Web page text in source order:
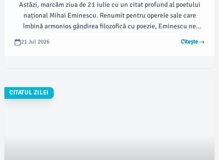
Astăzi, marcăm ziua de 21 iulie cu un citat profund al poetului
național Mihai Eminescu. Renumit pentru operele sale care
îmbină armonios gândirea filozofică cu poezie, Eminescu ne
21 Jul 2026 Citește
CITATUL ZILEI